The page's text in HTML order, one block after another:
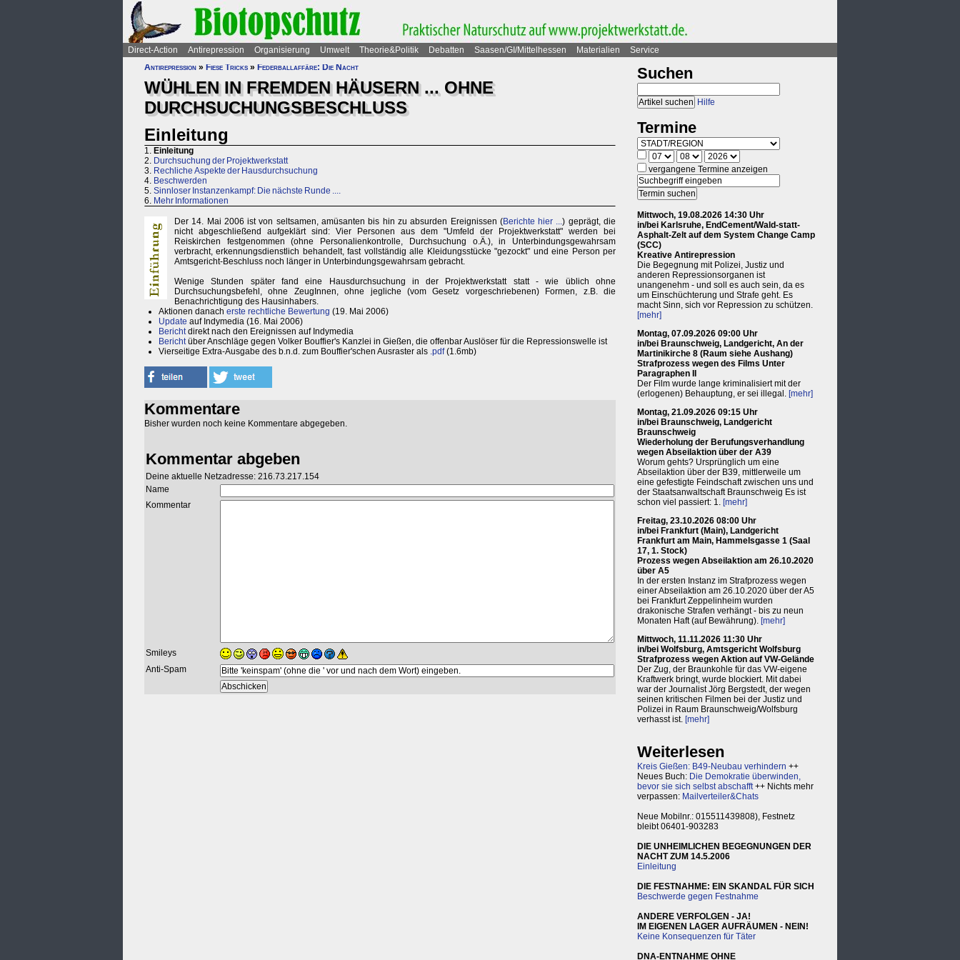
Direct-Action Antirepression Organisierung Umwelt Theorie&Politik Debatten Saasen/GI/Mittelhessen Materialien
Service
Antirepression » Fiese Tricks » Federballaffäre: Die Nacht
WÜHLEN IN FREMDEN HÄUSERN ... OHNE
DURCHSUCHUNGSBESCHLUSS
Einleitung
1. Einleitung
2. Durchsuchung der Projektwerkstatt
3. Rechliche Aspekte der Hausdurchsuchung
4. Beschwerden
5. Sinnloser Instanzenkampf: Die nächste Runde ....
6. Mehr Informationen
Der 14. Mai 2006 ist von seltsamen, amüsanten bis hin zu absurden Ereignissen (Berichte hier ...) geprägt, die
nicht abgeschließend aufgeklärt sind: Vier Personen aus dem "Umfeld der Projektwerkstatt" werden bei
Reiskirchen festgenommen (ohne Personalienkontrolle, Durchsuchung o.Ä.), in Unterbindungsgewahrsam
verbracht, erkennungsdienstlich behandelt, fast vollständig alle Kleidungsstücke "gezockt" und eine Person per
Amtsgericht-Beschluss noch länger in Unterbindungsgewahrsam gebracht.
Wenige Stunden später fand eine Hausdurchsuchung in der Projektwerkstatt statt - wie üblich ohne
Durchsuchungsbefehl, ohne ZeugInnen, ohne jegliche (vom Gesetz vorgeschriebenen) Formen, z.B. die
Benachrichtigung des Hausinhabers.
Aktionen danach erste rechtliche Bewertung (19. Mai 2006)
Update auf Indymedia (16. Mai 2006)
Berichtdirekt nach den Ereignissen auf Indymedia
Berichtüber Anschläge gegen Volker Bouffier's Kanzlei in Gießen, die offenbar Auslöser für die Repressionswelle ist
Vierseitige Extra-Ausgabe des b.n.d. zum Bouffier'schen Ausraster als .pdf(1.6mb)
Kommentare
Bisher wurden noch keine Kommentare abgegeben.
Kommentar abgeben
Deine aktuelle Netzadresse: 216.73.217.154
Name
Kommentar
Smileys
Anti-Spam
Suchen
Hilfe
Termine
vergangene Termine anzeigen
Mittwoch, 19.08.2026 14:30 Uhr
in/bei Karlsruhe, EndCement/Wald-statt-
Asphalt-Zelt auf dem System Change Camp
(SCC)
Kreative Antirepression
Die Begegnung mit Polizei, Justiz und
anderen Repressionsorganen ist
unangenehm - und soll es auch sein, da es
um Einschüchterung und Strafe geht. Es
macht Sinn, sich vor Repression zu schützen.
[mehr]
Montag, 07.09.2026 09:00 Uhr
in/bei Braunschweig, Landgericht, An der
Martinikirche 8 (Raum siehe Aushang)
Strafprozess wegen des Films Unter
Paragraphen II
Der Film wurde lange kriminalisiert mit der
(erlogenen) Behauptung, er sei illegal. [mehr]
Montag, 21.09.2026 09:15 Uhr
in/bei Braunschweig, Landgericht
Braunschweig
Wiederholung der Berufungsverhandlung
wegen Abseilaktion über der A39
Worum gehts? Ursprünglich um eine
Abseilaktion über der B39, mittlerweile um
eine gefestigte Feindschaft zwischen uns und
der Staatsanwaltschaft Braunschweig Es ist
schon viel passiert: 1. [mehr]
Freitag, 23.10.2026 08:00 Uhr
in/bei Frankfurt (Main), Landgericht
Frankfurt am Main, Hammelsgasse 1 (Saal
17, 1. Stock)
Prozess wegen Abseilaktion am 26.10.2020
über A5
In der ersten Instanz im Strafprozess wegen
einer Abseilaktion am 26.10.2020 über der A5
bei Frankfurt Zeppelinheim wurden
drakonische Strafen verhängt - bis zu neun
Monaten Haft (auf Bewährung). [mehr]
Mittwoch, 11.11.2026 11:30 Uhr
in/bei Wolfsburg, Amtsgericht Wolfsburg
Strafprozess wegen Aktion auf VW-Gelände
Der Zug, der Braunkohle für das VW-eigene
Kraftwerk bringt, wurde blockiert. Mit dabei
war der Journalist Jörg Bergstedt, der wegen
seinen kritischen Filmen bei der Justiz und
Polizei in Raum Braunschweig/Wolfsburg
verhasst ist. [mehr]
Weiterlesen
Kreis Gießen: B49-Neubau verhindern ++
Neues Buch: Die Demokratie überwinden,
bevor sie sich selbst abschafft++ Nichts mehr
verpassen: Mailverteiler&Chats
Neue Mobilnr.: 015511439808), Festnetz
bleibt 06401-903283
DIE UNHEIMLICHEN BEGEGNUNGEN DER
NACHT ZUM 14.5.2006
Einleitung
DIE FESTNAHME: EIN SKANDAL FÜR SICH
Beschwerde gegen Festnahme
ANDERE VERFOLGEN - JA!
IM EIGENEN LAGER AUFRÄUMEN - NEIN!
Keine Konsequenzen für Täter
DNA-ENTNAHME OHNE